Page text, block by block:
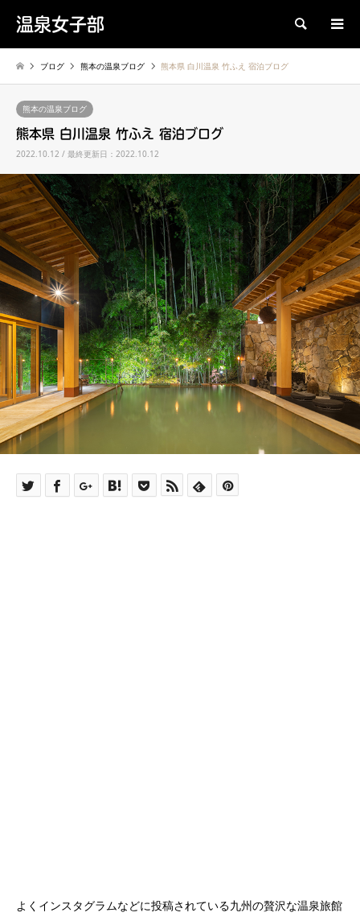
温泉女子部 検索
ブログ 熊本の温泉ブログ 熊本県 白川温泉 竹ふえ 宿泊ブログ
熊本の温泉ブログ
熊本県 白川温泉 竹ふえ 宿泊ブログ
2022.10.12 / 最終更新日：2022.10.12
よくインスタグラムなどに投稿されている九州の贅沢な温泉旅館